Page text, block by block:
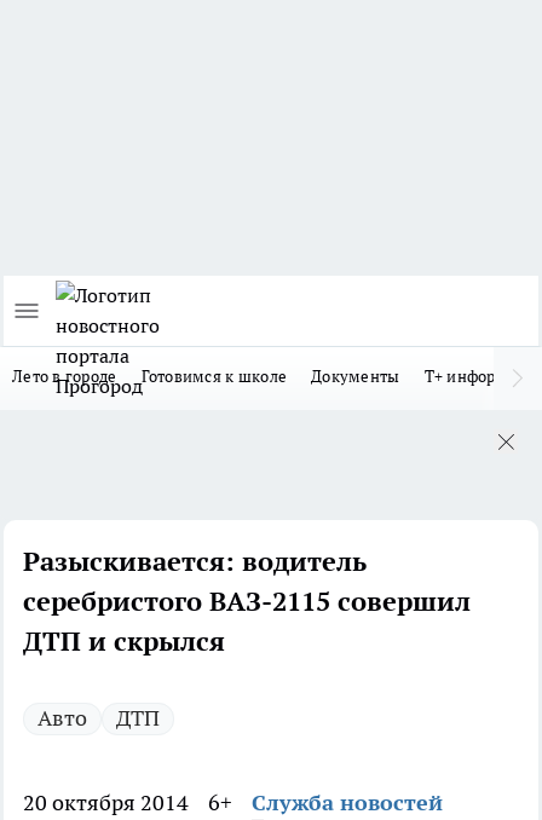
Лето в городе Готовимся к школе Документы Т+
Разыскивается: водитель
серебристого ВАЗ-2115 совершил
ДТП и скрылся
Авто ДТП
20 октября 2014 6+ Служба новостей